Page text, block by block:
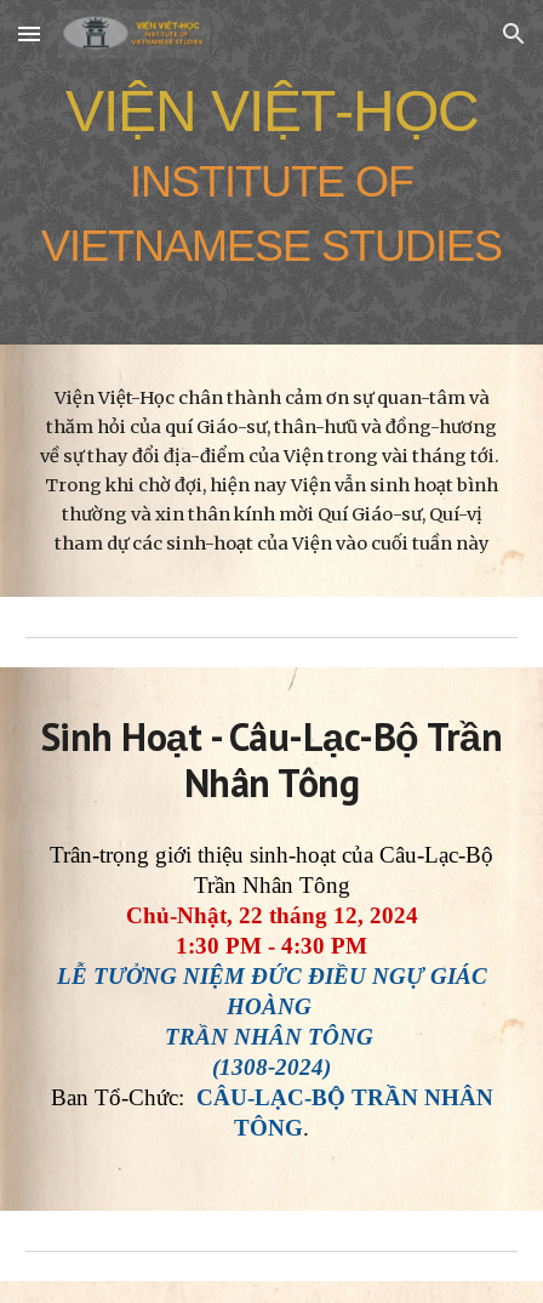
Skip to main content Skip to navigation
VIỆNVIỆT-HỌC
INSTITUTE OF
VIETNAMESE STUDIES
Viện Việt-Học chân thành cảm ơn sự quan-tâm và
thăm hỏi của quí Giáo-sư, thân-hưũ và đồng-hương
về sự thay đổi địa-điểm của Viện trong vài tháng tới.
Trong khi chờ đợi, hiện nay Viện vẫn sinh hoạt bình
thường và xin thân kính mời Quí Giáo-sư, Quí-vị
tham dự các sinh-hoạt của Viện vào cuối tuần này
Sinh Hoạt - Câu-Lạc-Bộ Trần
Nhân Tông
Trân-trọng giới thiệu sinh-hoạt của Câu-Lạc-Bộ
Trần Nhân Tông
Chủ-Nhật, 22 tháng 12, 2024
1:30 PM - 4:30 PM
LỄ TƯỞNG NIỆM ĐỨC ĐIỀU NGỰ GIÁC
HOÀNG
TRẦN NHÂN TÔNG
(1308-2024)
Ban Tổ-Chức: CÂU-LẠC-BỘ TRẦN NHÂN
TÔNG.